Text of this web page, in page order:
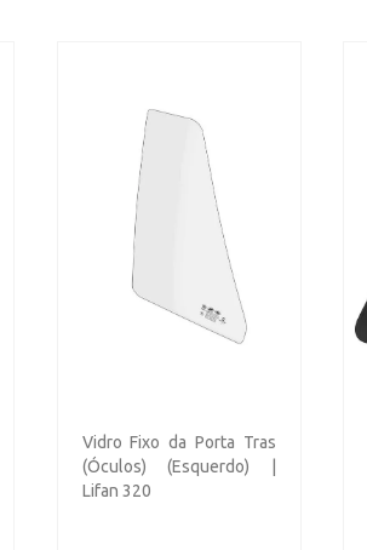
Vidro Fixo da Porta Tras
(Óculos) (Esquerdo) |
Lifan 320